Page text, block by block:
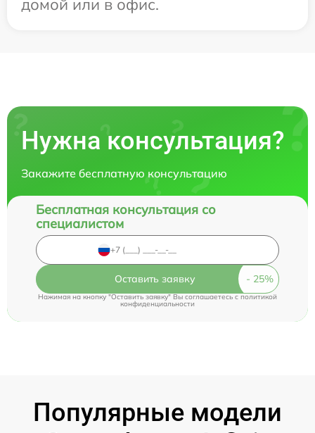
домой или в офис.
Нужна консультация?
Закажите бесплатную консультацию
Бесплатная консультация со
специалистом
Оставить заявку
Нажимая на кнопку "Оставить заявку" Вы соглашаетесь cполитикой
конфиденциальности
Популярные модели